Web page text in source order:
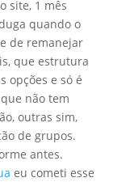
site, 1 mês
quando o
de remanejar
que estrutura
opções e só é
não tem
outras sim,
de grupos.
antes.
eu cometi esse